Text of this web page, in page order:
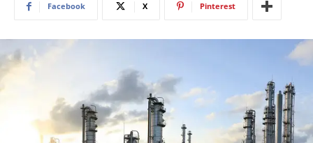
Facebook X Pinterest